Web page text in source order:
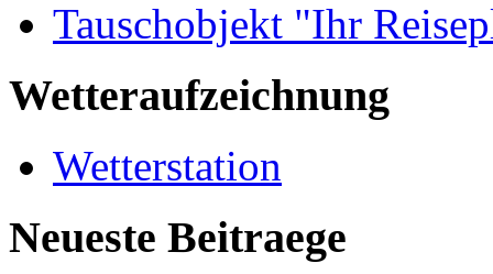
Tauschobjekt "Ihr
Wetteraufzeichnung
Wetterstation
Neueste Beitraege